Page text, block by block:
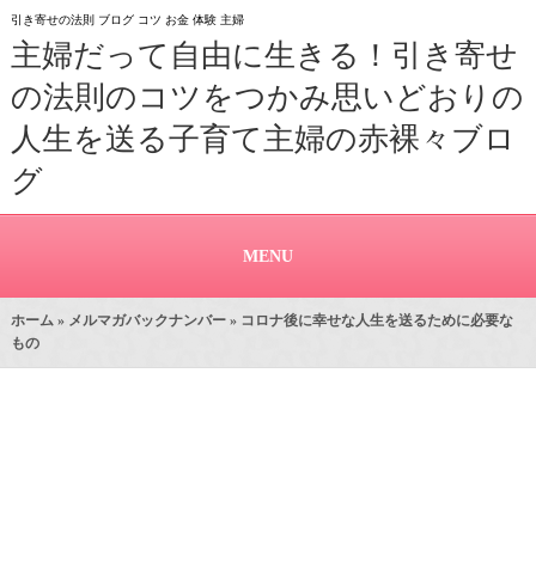
引き寄せの法則 ブログ コツ お金 体験 主婦
主婦だって自由に生きる！引き寄せ
の法則のコツをつかみ思いどおりの
人生を送る子育て主婦の赤裸々ブロ
グ
MENU
ホーム» メルマガバックナンバー» コロナ後に幸せな人生を送るために必要な
もの